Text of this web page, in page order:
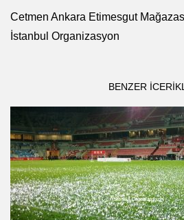
Cetmen Ankara Etimesgut
İstanbul Organizasyon
BENZER